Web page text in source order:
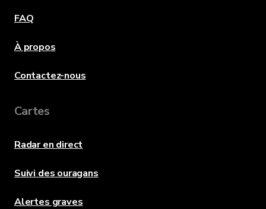
FAQ
À propos
Contactez-nous
Cartes
Radar en direct
Suivi des ouragans
Alertes graves